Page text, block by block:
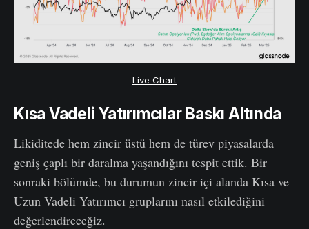
Live Chart
Kısa Vadeli Yatırımcılar Baskı Altında
Likiditede hem zincir üstü hem de türev piyasalarda
geniş çaplı bir daralma yaşandığını tespit ettik. Bir
sonraki bölümde, bu durumun zincir içi alanda Kısa ve
Uzun Vadeli Yatırımcı gruplarını nasıl etkilediğini
değerlendireceğiz.